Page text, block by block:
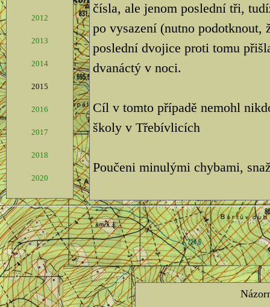
2012
2013
2014
2015
2016
2017
2018
2020
čísla, ale jenom poslední tři,
po vysazení (nutno
poslední dvojice proti tomu
dvanáctý v noci.
Cíl v tomto případě nemohl
školy v Třebívlicích
Poučeni minulými chybami,